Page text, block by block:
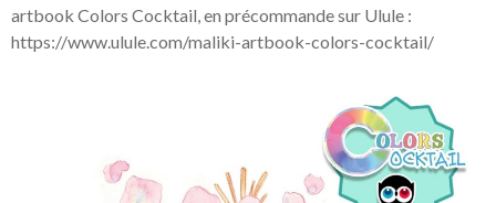
artbook Colors Cocktail, en précommande sur Ulule :
https://www.ulule.com/maliki-artbook-colors-cocktail/